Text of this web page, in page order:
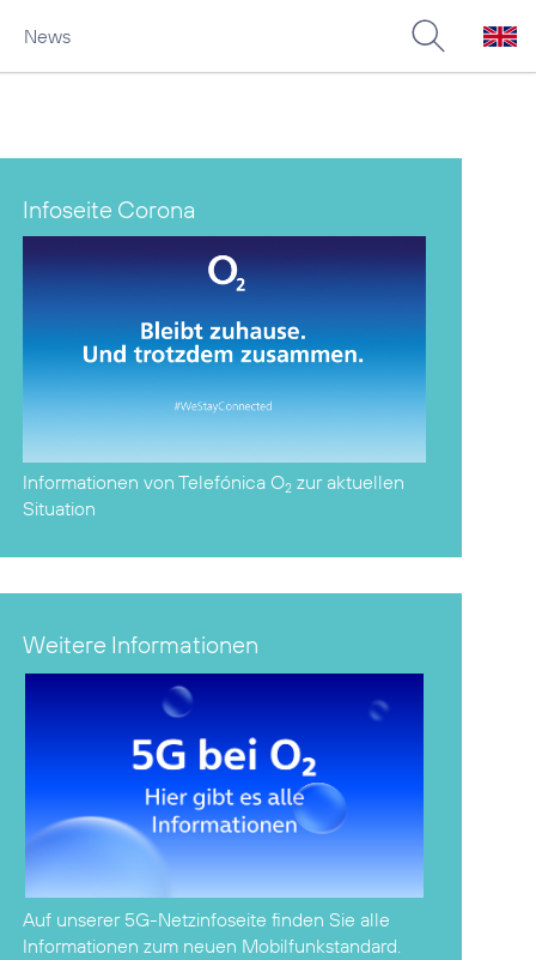
News
Infoseite Corona
Informationen von Telefónica O2 zur aktuellen
Situation
Weitere Informationen
Auf unserer 5G-Netzinfoseite finden Sie alle
Informationen zum neuen Mobilfunkstandard.